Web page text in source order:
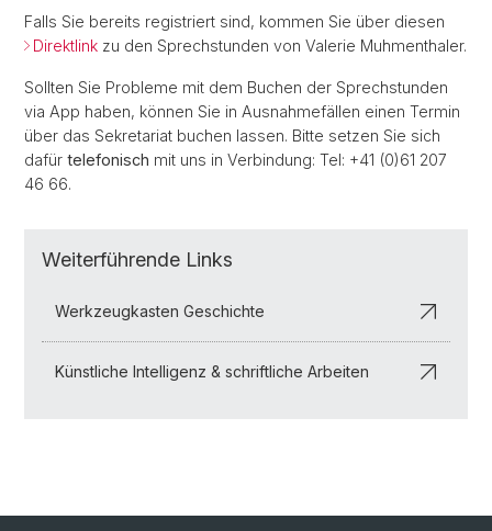
Falls Sie bereits registriert sind, kommen Sie über diesen
Direktlink zu den Sprechstunden von Valerie Muhmenthaler.
Sollten Sie Probleme mit dem Buchen der Sprechstunden
via App haben, können Sie in Ausnahmefällen einen Termin
über das Sekretariat buchen lassen. Bitte setzen Sie sich
dafür telefonisch mit uns in Verbindung: Tel: +41 (0)61 207
46 66.
Weiterführende Links
Werkzeugkasten Geschichte
Künstliche Intelligenz & schriftliche Arbeiten